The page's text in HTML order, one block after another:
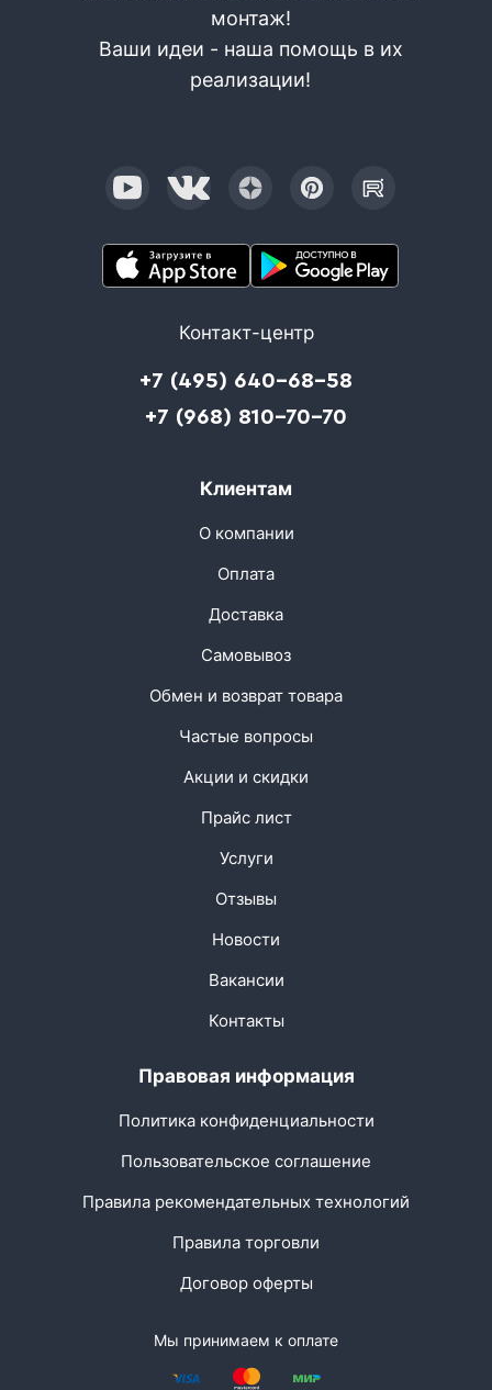
монтаж!
Ваши идеи - наша помощь в их
реализации!
Контакт-центр
+7 (495) 640-68-58
+7 (968) 810-70-70
Клиентам
О компании
Оплата
Доставка
Самовывоз
Обмен и возврат товара
Частые вопросы
Акции и скидки
Прайс лист
Услуги
Отзывы
Новости
Вакансии
Контакты
Правовая информация
Политика конфиденциальности
Пользовательское соглашение
Правила рекомендательных технологий
Правила торговли
Договор оферты
Мы принимаем к оплате